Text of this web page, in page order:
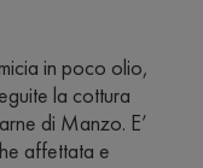
in poco olio,
la cottura
di Manzo. E’
affettata e